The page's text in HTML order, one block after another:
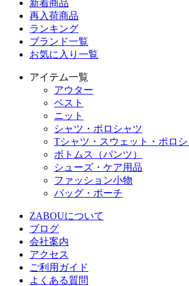
新着商品
再入荷商品
ランキング
ブランド一覧
お気に入り一覧
アイテム一覧
アウター
ベスト
ニット
シャツ・ポロシャツ
Tシャツ・スウェット・ポロ
ボトムス（パンツ）
シューズ・ケア用品
ファッション小物
バッグ・ポーチ
ZABOUについて
ブログ
会社案内
アクセス
ご利用ガイド
よくある質問